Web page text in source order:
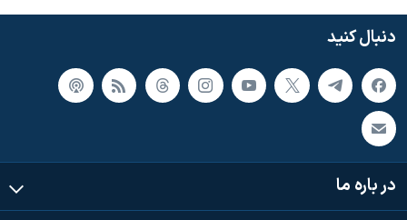
دنبال کنید
در باره ما